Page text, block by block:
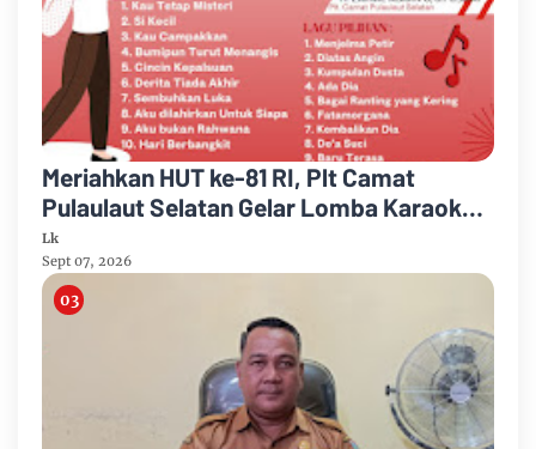
Meriahkan HUT ke-81 RI, Plt Camat
Pulaulaut Selatan Gelar Lomba Karaoke
untuk Masyarakat Umum
Lk
Sept 07, 2026